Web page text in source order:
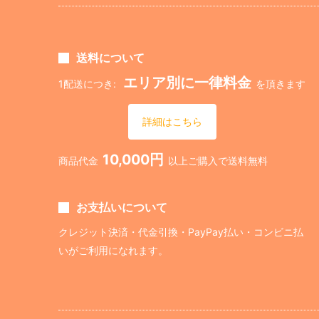
送料について
1配送につき: エリア別に一律料金 を頂きます
詳細はこちら
商品代金 10,000円 以上ご購入で送料無料
お支払いについて
クレジット決済・代金引換・PayPay払い・コンビニ払
いがご利用になれます。